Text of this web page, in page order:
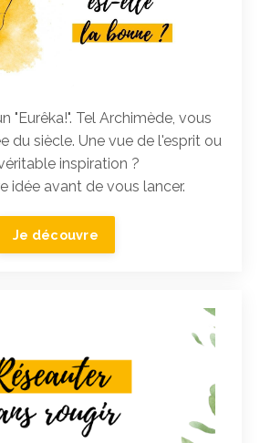
"Eurêka!". Tel Archimède, vous
du siècle. Une vue de l'esprit ou
inspiration ?
idée avant de vous lancer.
Je découvre